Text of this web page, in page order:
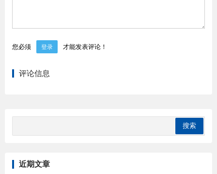
您必须 登录 才能发表评论！
评论信息
近期文章